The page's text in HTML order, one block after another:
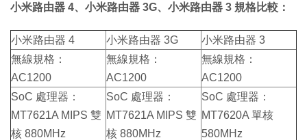
小米路由器 4、小米路由器 3G、小米路由器 3 規格比較：
小米路由器 4 小米路由器 3G
小米路由器 3
無線規格：
AC1200
無線規格：
AC1200
無線規格：
AC1200
SoC 處理器：
MT7621A MIPS 雙
核 880MHz
SoC 處理器：
MT7621A MIPS 雙
核 880MHz
SoC 處理器：
MT7620A 單核
580MHz